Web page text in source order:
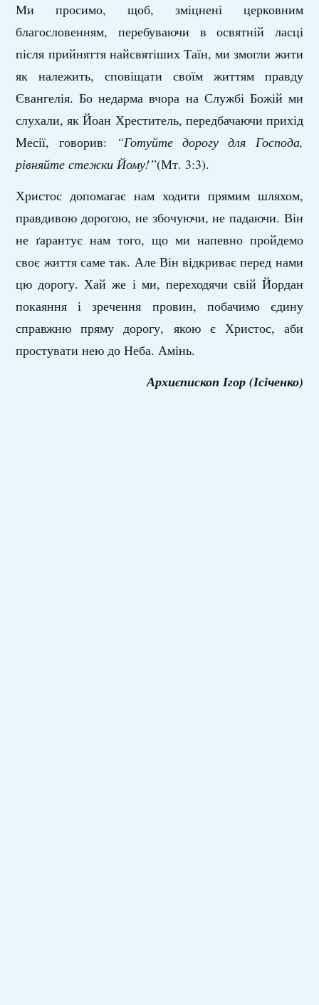
Ми просимо, щоб, зміцнені церковним
благословенням, перебуваючи в освятній ласці
після прийняття найсвятіших Таїн, ми змогли жити
як належить, сповіщати своїм життям правду
Євангелія. Бо недарма вчора на Службі Божій ми
слухали, як Йоан Хреститель, передбачаючи прихід
Месії, говорив:
“Готуйте дорогу для Господа,
рівняйте стежки Йому!”(Мт. 3:3).
Христос допомагає нам ходити прямим шляхом,
правдивою дорогою, не збочуючи, не падаючи. Він
не ґарантує нам того, що ми напевно пройдемо
своє життя саме так. Але Він відкриває перед нами
цю дорогу. Хай же і ми, переходячи свій Йордан
покаяння і зречення провин, побачимо єдину
справжню пряму дорогу, якою є Христос, аби
простувати нею до Неба. Амінь.
Архиєпископ Ігор (Ісіченко)